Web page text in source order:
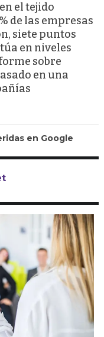
el tejido
de las empresas
siete puntos
en niveles
sobre
en una
en Google